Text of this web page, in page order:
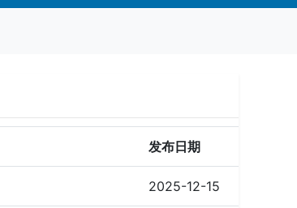
发布日期
2025-12-15